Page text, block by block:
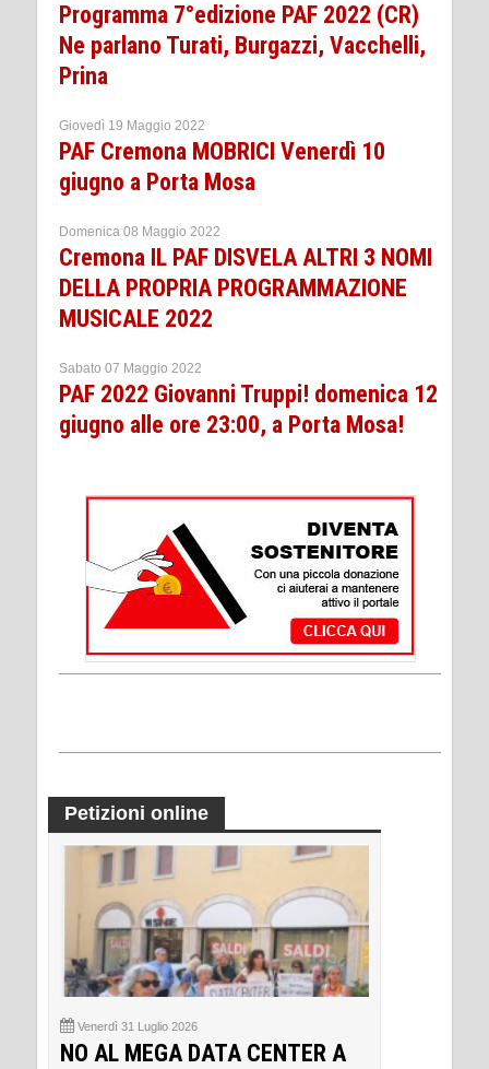
Programma 7°edizione PAF 2022 (CR)
Ne parlano Turati, Burgazzi, Vacchelli,
Prina
Giovedì 19 Maggio 2022
PAF Cremona MOBRICI Venerdì 10
giugno a Porta Mosa
Domenica 08 Maggio 2022
Cremona IL PAF DISVELA ALTRI 3 NOMI
DELLA PROPRIA PROGRAMMAZIONE
MUSICALE 2022
Sabato 07 Maggio 2022
PAF 2022 Giovanni Truppi! domenica 12
giugno alle ore 23:00, a Porta Mosa!
Petizioni online
Venerdì 31 Luglio 2026
NO AL MEGA DATA CENTER A